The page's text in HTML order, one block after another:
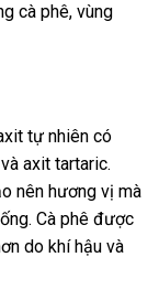
cà phê, vùng
tự nhiên có
axit tartaric.
nên hương vị mà
Cà phê được
do khí hậu và